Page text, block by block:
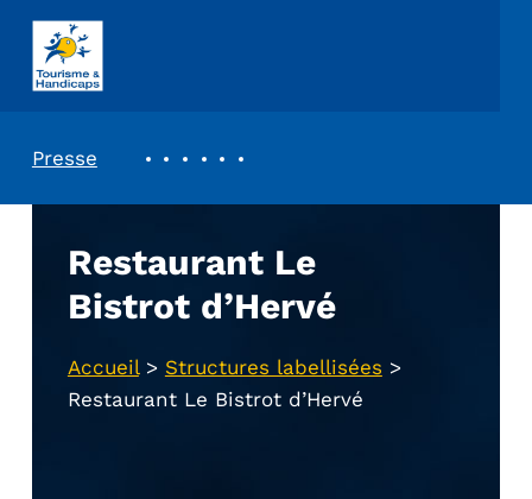
ASSOCIATION TOURISME ET HANDICAPS
Presse
Restaurant Le
Bistrot d’Hervé
Accueil> Structures labellisées >
Restaurant Le Bistrot d’Hervé